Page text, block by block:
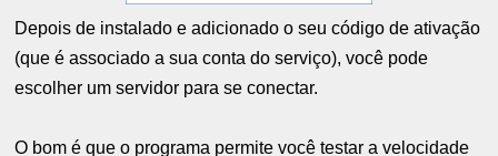
Depois de instalado e adicionado o seu código de ativação
(que é associado a sua conta do serviço), você pode
escolher um servidor para se conectar.
O bom é que o programa permite você testar a velocidade